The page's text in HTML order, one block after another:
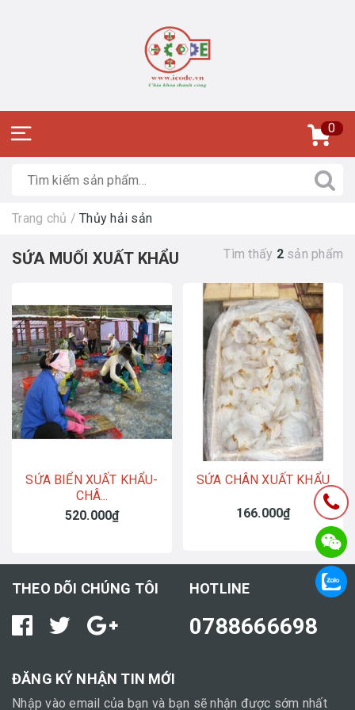
0
Trang chủ / Thủy hải sản
SỨA MUỐI XUẤT KHẨU Tìm thấy 2sản phẩm
SỨA BIỂN XUẤT KHẨU-
CHÂ...
520.000₫
SỨA CHÂN XUẤT KHẨU
166.000₫
THEO DÕI CHÚNG TÔI HOTLINE
0788666698
ĐĂNG KÝ NHẬN TIN MỚI
Nhập vào email của bạn và bạn sẽ nhận được sớm nhất